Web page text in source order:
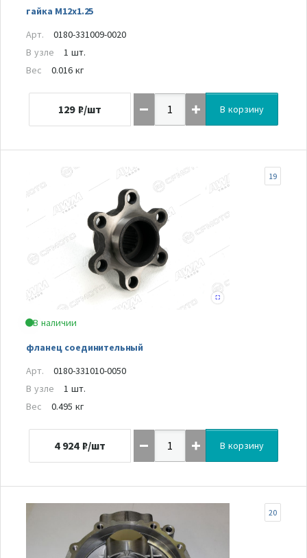
гайка M12x1.25
Арт.
0180-331009-0020
В узле
1 шт.
Вес
0.016 кг
129 ₽/шт В корзину
В наличии
фланец соединительный
19
Арт.
0180-331010-0050
В узле
1 шт.
Вес
0.495 кг
4 924 ₽/шт В корзину
20